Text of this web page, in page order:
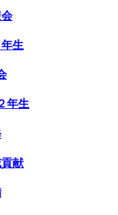
生
年生
献